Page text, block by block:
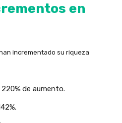
en
incrementado su riqueza
220% de aumento.